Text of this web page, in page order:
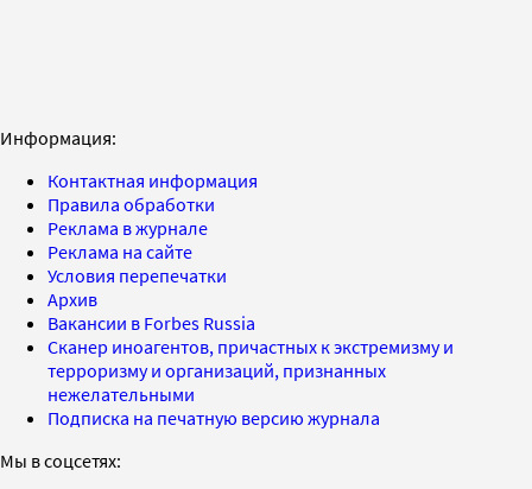
Информация:
Контактная информация
Правила обработки
Реклама в журнале
Реклама на сайте
Условия перепечатки
Архив
Вакансии в Forbes Russia
Сканер иноагентов, причастных к экстремизму и
терроризму и организаций, признанных
нежелательными
Подписка на печатную версию журнала
Мы в соцсетях: